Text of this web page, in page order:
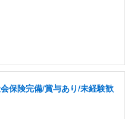
保険完備/賞与あり/未経験歓